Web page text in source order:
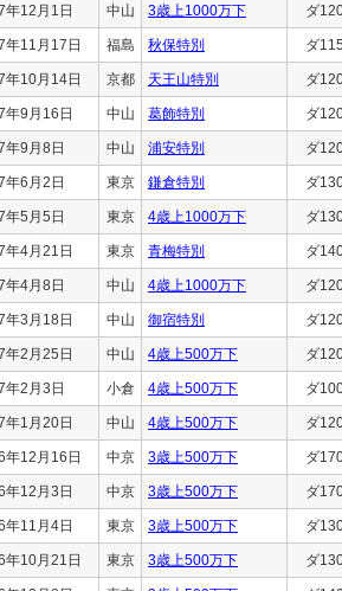
年12月1日 中山 3歳上1000万下 ダ
年11月17日 福島 秋保特別 ダ
年10月14日 京都 天王山特別 ダ
年9月16日 中山 葛飾特別 ダ
年9月8日 中山 浦安特別 ダ
年6月2日 東京 鎌倉特別 ダ
年5月5日 東京 4歳上1000万下 ダ
年4月21日 東京 青梅特別 ダ
年4月8日 中山 4歳上1000万下 ダ
年3月18日 中山 御宿特別 ダ
年2月25日 中山 4歳上500万下 ダ
年2月3日 小倉 4歳上500万下 ダ
年1月20日 中山 4歳上500万下 ダ
年12月16日 中京 3歳上500万下 ダ
年12月3日 中京 3歳上500万下 ダ
年11月4日 東京 3歳上500万下 ダ
年10月21日 東京 3歳上500万下 ダ